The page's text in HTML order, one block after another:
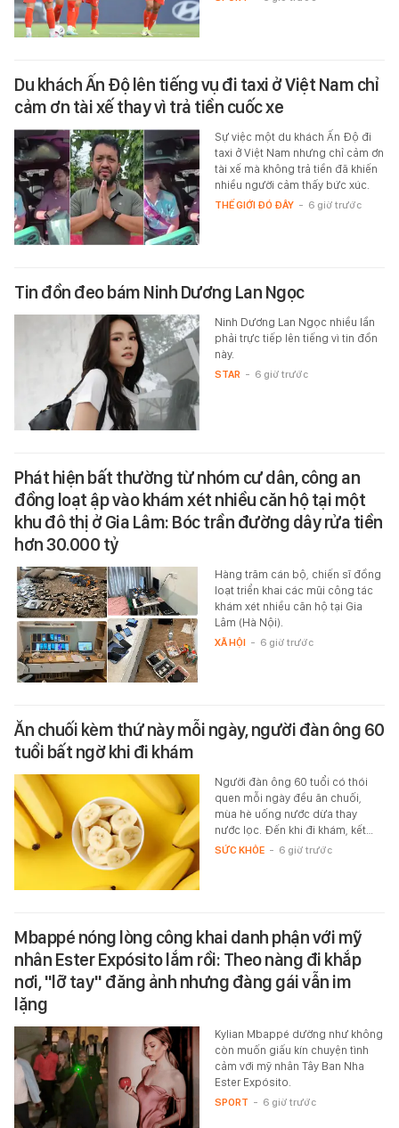
Du khách Ấn Độ lên tiếng vụ đi taxi ở Việt Nam chỉ
cảm ơn tài xế thay vì trả tiền cuốc xe
Sự việc một du khách Ấn Độ đi
taxi ở Việt Nam nhưng chỉ cảm ơn
tài xế mà không trả tiền đã khiến
nhiều người cảm thấy bức xúc.
THẾ GIỚI ĐÓ ĐÂY - 6 giờ trước
Tin đồn đeo bám Ninh Dương Lan Ngọc
Ninh Dương Lan Ngọc nhiều lần
phải trực tiếp lên tiếng vì tin đồn
này.
STAR - 6 giờ trước
Phát hiện bất thường từ nhóm cư dân, công an
đồng loạt ập vào khám xét nhiều căn hộ tại một
khu đô thị ở Gia Lâm: Bóc trần đường dây rửa tiền
hơn 30.000 tỷ
Hàng trăm cán bộ, chiến sĩ đồng
loạt triển khai các mũi công tác
khám xét nhiều căn hộ tại Gia
Lâm (Hà Nội).
XÃ HỘI - 6 giờ trước
Ăn chuối kèm thứ này mỗi ngày, người đàn ông 60
tuổi bất ngờ khi đi khám
Người đàn ông 60 tuổi có thói
quen mỗi ngày đều ăn chuối,
mùa hè uống nước dừa thay
nước lọc. Đến khi đi khám, kết…
SỨC KHỎE - 6 giờ trước
Mbappé nóng lòng công khai danh phận với mỹ
nhân Ester Expósito lắm rồi: Theo nàng đi khắp
nơi, "lỡ tay" đăng ảnh nhưng đàng gái vẫn im
lặng
Kylian Mbappé dường như không
còn muốn giấu kín chuyện tình
cảm với mỹ nhân Tây Ban Nha
Ester Expósito.
SPORT - 6 giờ trước